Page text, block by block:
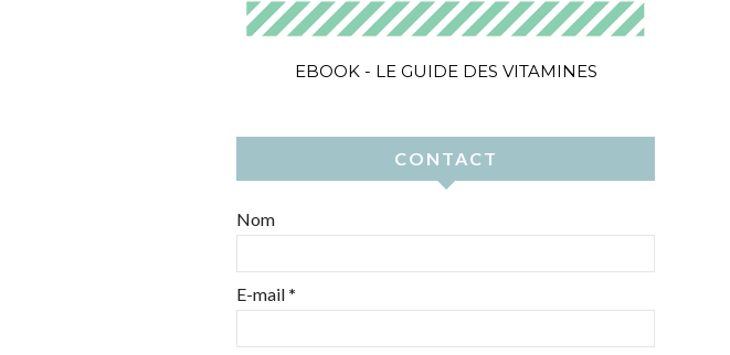
EBOOK - LE GUIDE DES VITAMINES
CONTACT
Nom
E-mail *